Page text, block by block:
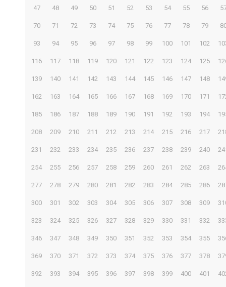
47 48 49 50 51 52 53 54 55 56
70 71 72 73 74 75 76 77 78 79
93 94 95 96 97 98 99 100 101 102
116 117 118 119 120 121 122 123 124 125
139 140 141 142 143 144 145 146 147 148
162 163 164 165 166 167 168 169 170 171
185 186 187 188 189 190 191 192 193 194
208 209 210 211 212 213 214 215 216 217
231 232 233 234 235 236 237 238 239 240
254 255 256 257 258 259 260 261 262 263
277 278 279 280 281 282 283 284 285 286
300 301 302 303 304 305 306 307 308 309
323 324 325 326 327 328 329 330 331 332
346 347 348 349 350 351 352 353 354 355
369 370 371 372 373 374 375 376 377 378
392 393 394 395 396 397 398 399 400 401